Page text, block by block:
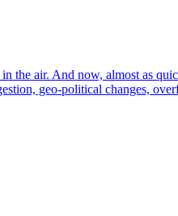
the air. And now, almost as
geo-political changes,